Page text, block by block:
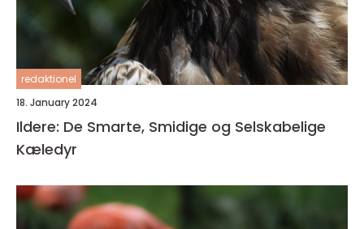
redaktionel
18. January 2024
Ildere: De Smarte, Smidige og Selskabelige
Kæledyr